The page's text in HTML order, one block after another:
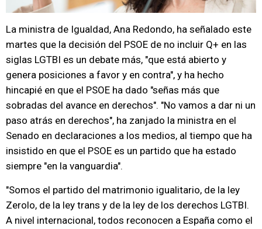
La ministra de Igualdad, Ana Redondo, ha señalado este
martes que la decisión del PSOE de no incluir Q+ en las
siglas LGTBI es un debate más, "que está abierto y
genera posiciones a favor y en contra", y ha hecho
hincapié en que el PSOE ha dado "señas más que
sobradas del avance en derechos". "No vamos a dar ni un
paso atrás en derechos", ha zanjado la ministra en el
Senado en declaraciones a los medios, al tiempo que ha
insistido en que el PSOE es un partido que ha estado
siempre "en la vanguardia".
"Somos el partido del matrimonio igualitario, de la ley
Zerolo, de la ley trans y de la ley de los derechos LGTBI.
A nivel internacional, todos reconocen a España como el